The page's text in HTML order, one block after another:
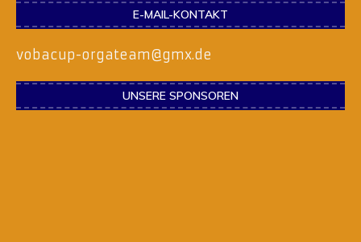
E-MAIL-KONTAKT
vobacup-orgateam@gmx.de
UNSERE SPONSOREN